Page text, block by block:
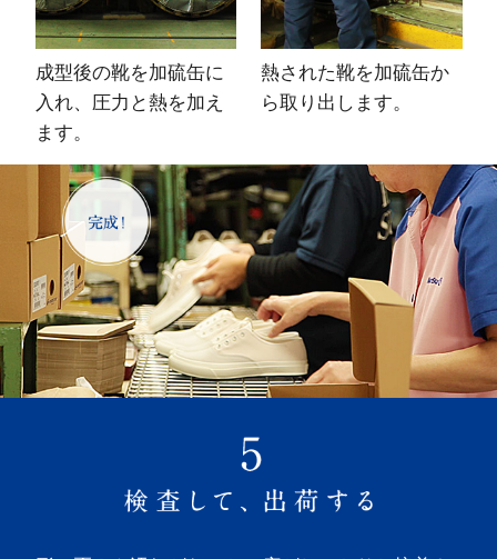
成型後の靴を加硫缶に
入れ、圧力と熱を加え
ます。
熱された靴を加硫缶か
ら取り出します。